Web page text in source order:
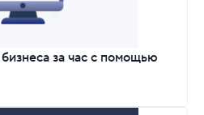
за час с помощью